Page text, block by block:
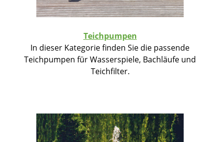
Teichpumpen
In dieser Kategorie finden Sie die passende
Teichpumpen für Wasserspiele, Bachläufe und
Teichfilter.